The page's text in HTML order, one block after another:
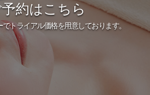
予約はこちら
でトライアル価格を用意しております。